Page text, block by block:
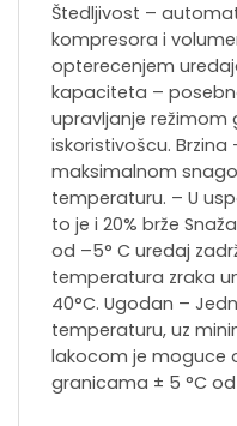
Štedljivost –
kompresora i
opterecenjem
kapaciteta –
upravljanje režimom
iskoristivošcu.
maksimalnom
temperaturu. – U
to je i 20% brže
od –5° C uredaj
temperatura zraka
40°C. Ugodan –
temperaturu, uz
lakocom je moguce
granicama ± 5 °C